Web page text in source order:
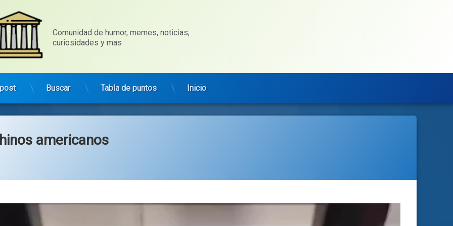
Comunidad de humor, memes, noticias,
curiosidades y mas
Buscar Tabla de puntos Inicio
americanos